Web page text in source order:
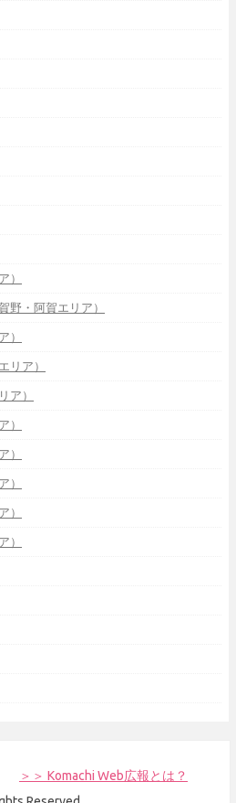
）
野・阿賀エリア）
）
リア）
ア）
）
）
）
）
）
＞＞ Komachi Web広報とは？